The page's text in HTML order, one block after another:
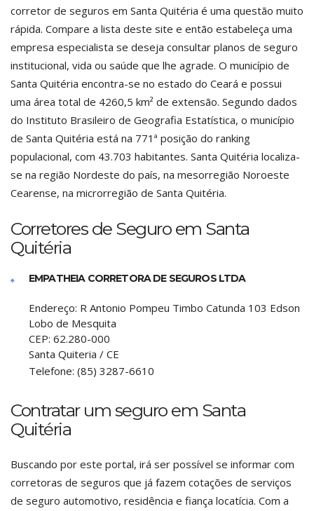
corretor de seguros em Santa Quitéria é uma questão muito
rápida. Compare a lista deste site e então estabeleça uma
empresa especialista se deseja consultar planos de seguro
institucional, vida ou saúde que lhe agrade. O município de
Santa Quitéria encontra-se no estado do Ceará e possui
uma área total de 4260,5 km² de extensão. Segundo dados
do Instituto Brasileiro de Geografia Estatística, o município
de Santa Quitéria está na 771ª posição do ranking
populacional, com 43.703 habitantes. Santa Quitéria localiza-
se na região Nordeste do país, na mesorregião Noroeste
Cearense, na microrregião de Santa Quitéria.
Corretores de Seguro em Santa
Quitéria
EMPATHEIA CORRETORA DE SEGUROS LTDA
Endereço: R Antonio Pompeu Timbo Catunda 103 Edson
Lobo de Mesquita
CEP: 62.280-000
Santa Quiteria / CE
Telefone: (85) 3287-6610
Contratar um seguro em Santa
Quitéria
Buscando por este portal, irá ser possível se informar com
corretoras de seguros que já fazem cotações de serviços
de seguro automotivo, residência e fiança locatícia. Com a